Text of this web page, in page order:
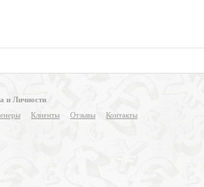
и Личности
Клиенты Отзывы Контакты